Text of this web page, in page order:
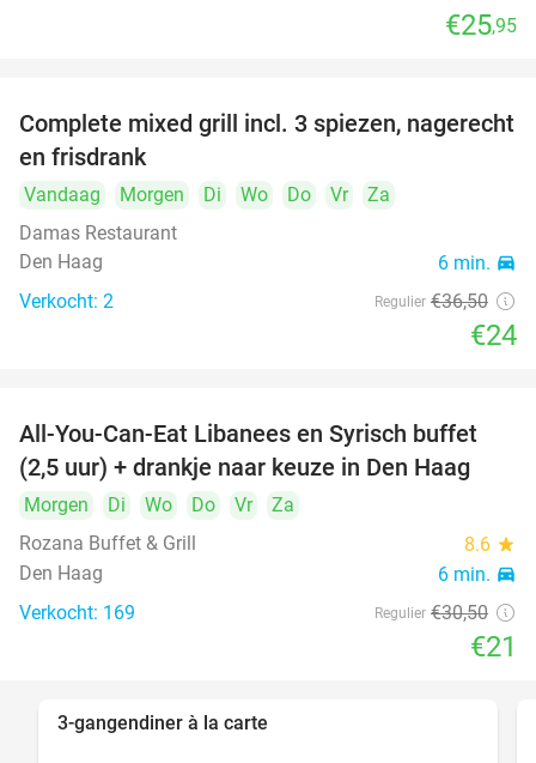
food
food
food
food
€25,95
34%
Complete mixed grill incl. 3 spiezen, nagerecht
en frisdrank
Vandaag Morgen Di Wo Do Vr
Za
Damas Restaurant
Den Haag
6 min. directions_car
Verkocht: 2 Regulier €36,50
€24
31%
All-You-Can-Eat Libanees en Syrisch buffet
(2,5 uur) + drankje naar keuze in Den Haag
Morgen Di Wo Do Vr
Za
Rozana Buffet & Grill
8.6 star
Den Haag 6 min. directions_car
Verkocht: 169 Regulier €30,50
€21
3-gangendiner à la carte